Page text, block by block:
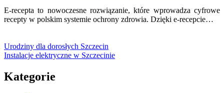
E-recepta to nowoczesne rozwiązanie, które wprowadza cyfrowe
recepty w polskim systemie ochrony zdrowia. Dzięki e-recepcie…
Urodziny dla dorosłych Szczecin
Instalacje elektryczne w Szczecinie
Kategorie